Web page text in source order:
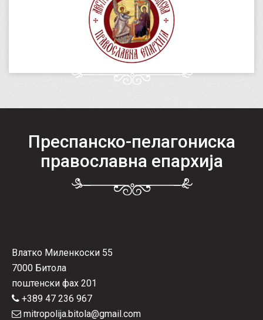
Преспанско-пелагониска
православна епархија
Влатко Миленкоски 55
7000 Битола
поштенски фах 201
+389 47 236 967
mitropolija.bitola@gmail.com